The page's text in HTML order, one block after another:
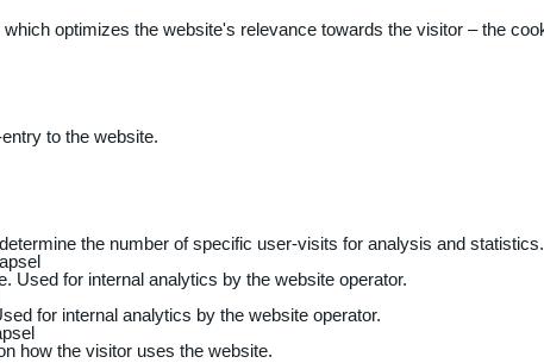
optimizes the website's relevance towards the visitor – the
to the website.
the number of specific user-visits for analysis and statistics.
Used for internal analytics by the website operator.
for internal analytics by the website operator.
how the visitor uses the website.